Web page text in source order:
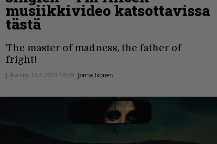
musiikkivideo katsottavissa
tästä
The master of madness, the father of
fright!
Julkaistu: 16.6.2023 18:39 Jonna Ikonen